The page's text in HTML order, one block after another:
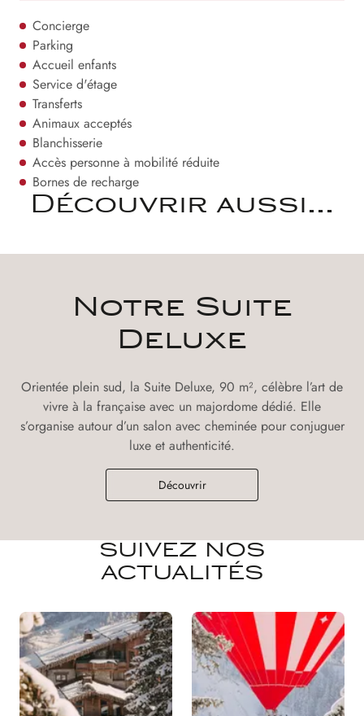
Concierge
Parking
Accueil enfants
Service d'étage
Transferts
Animaux acceptés
Blanchisserie
Accès personne à mobilité réduite
Bornes de recharge
Découvrir aussi...
Notre Suite
Deluxe
Orientée plein sud, la Suite Deluxe, 90 m², célèbre l’art de
vivre à la française avec un majordome dédié. Elle
s’organise autour d’un salon avec cheminée pour conjuguer
luxe et authenticité.
Découvrir
SUIVEZ NOS
ACTUALITÉS